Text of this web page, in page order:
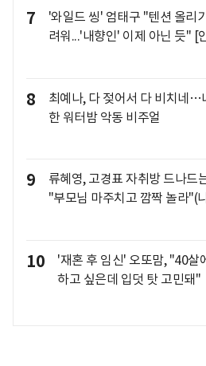
7
'와일드 씽' 엄태구 "텐션 올리
려워...'내향인' 이제 아닌 듯"
8
최예나, 다 젖어서 다 비치네…
한 워터밤 악동 비주얼
9
류혜영, 고경표 자취방 드나드
"부모님 마주치고 깜짝 놀라"(
10
'재혼 후 임신' 오또맘, "40살
하고 싶은데 입덧 탓 고민돼"